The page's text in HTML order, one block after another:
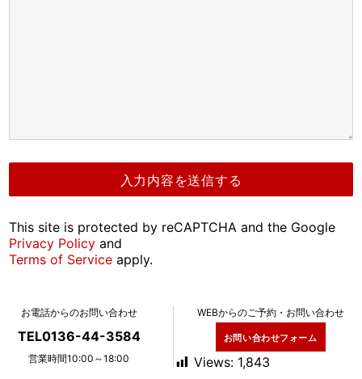
This site is protected by reCAPTCHA and the Google
Privacy Policy and
Terms of Service apply.
お電話からのお問い合わせ
TEL0136-44-3584
営業時間10:00～18:00
WEBからのご予約・お問い合わせ
お問い合わせフォーム
Views: 1,843